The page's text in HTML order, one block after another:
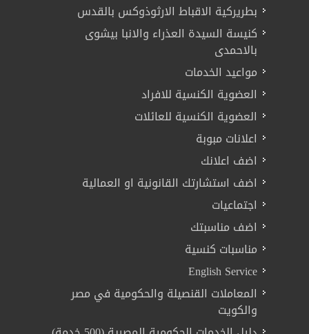
بطريركية الاقباط الارثوذوكس بالقدس
كنيسة السيدة العذراء والانبا بيشوى
بالاحمدى
مواعيد الخدمات
العضوية الكنسية للافراد
العضوية الكنسية للعائلات
اعلانات مبوبة
اضف اعلانك
اضف استشارتك القانونية او العمالية
اجتماعيات
اضف مناسبتك
مناسبات كنسية
English Service
المعاملات القنصيلة والحكومية في مصر
والكويت